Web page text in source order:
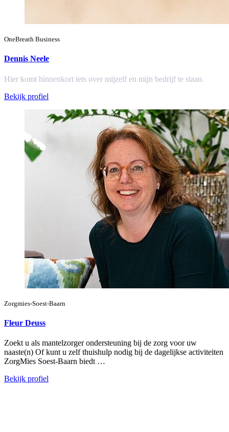
OneBreath Business
Dennis Neele
Hier komt binnenkort iets over mijzelf en mijn bedrijf te staan.
Bekijk profiel
Zorgmies-Soest-Baarn
Fleur Deuss
Zoekt u als mantelzorger ondersteuning bij de zorg voor uw
naaste(n) Of kunt u zelf thuishulp nodig bij de dagelijkse activiteiten
ZorgMies Soest-Baarn biedt …
Bekijk profiel